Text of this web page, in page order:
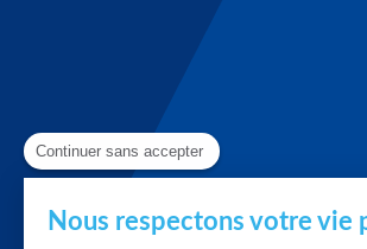
Continuer sans accepter
Nous respectons votre vie